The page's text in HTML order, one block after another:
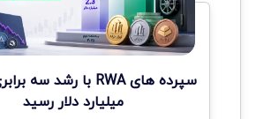
میلیارد دلار رسید